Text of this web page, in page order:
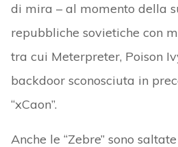
di mira – al momento della
repubbliche sovietiche con
tra cui Meterpreter, Poison
backdoor sconosciuta in
“xCaon”.
Anche le “Zebre” sono